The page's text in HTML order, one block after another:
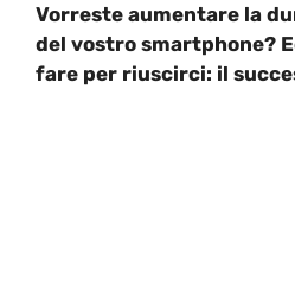
Vorreste aumentare la
del vostro smartphone?
fare per riuscirci: il